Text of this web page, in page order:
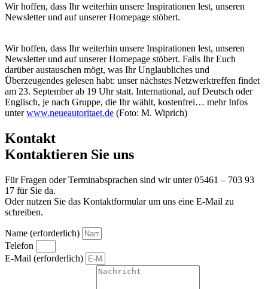
Wir hoffen, dass Ihr weiterhin unsere Inspirationen lest, unseren
Newsletter und auf unserer Homepage stöbert.
Wir hoffen, dass Ihr weiterhin unsere Inspirationen lest, unseren
Newsletter und auf unserer Homepage stöbert. Falls Ihr Euch
darüber austauschen mögt, was Ihr Unglaubliches und
Überzeugendes gelesen habt: unser nächstes Netzwerktreffen findet
am 23. September ab 19 Uhr statt. International, auf Deutsch oder
Englisch, je nach Gruppe, die Ihr wählt, kostenfrei… mehr Infos
unterwww.neueautoritaet.de (Foto: M. Wiprich)
Kontakt
Kontaktieren Sie uns
Für Fragen oder Terminabsprachen sind wir unter 05461 – 703 93
17 für Sie da.
Oder nutzen Sie das Kontaktformular um uns eine E-Mail zu
schreiben.
Name (erforderlich)
Telefon
E-Mail (erforderlich)